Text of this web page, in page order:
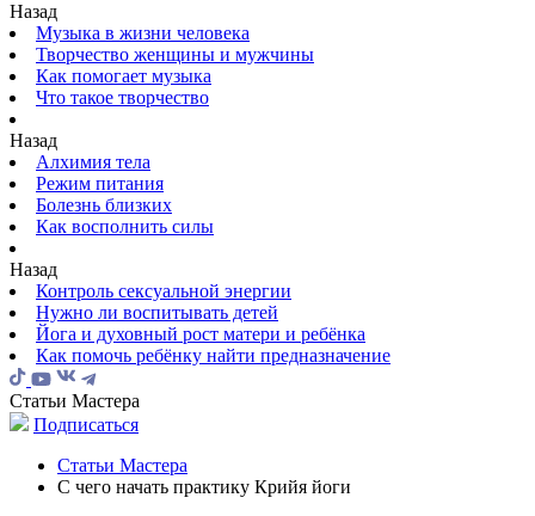
Назад
Музыка в жизни человека
Творчество женщины и мужчины
Как помогает музыка
Что такое творчество
Назад
Алхимия тела
Режим питания
Болезнь близких
Как восполнить силы
Назад
Контроль сексуальной энергии
Нужно ли воспитывать детей
Йога и духовный рост матери и ребёнка
Как помочь ребёнку найти предназначение
Статьи Мастера
Подписаться
Статьи Мастера
С чего начать практику Крийя йоги